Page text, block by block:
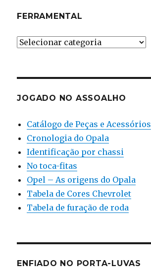
FERRAMENTAL
Ferramental
JOGADO NO ASSOALHO
Catálogo de Peças e Acessórios
Cronologia do Opala
Identificação por chassi
No toca-fitas
Opel – As origens do Opala
Tabela de Cores Chevrolet
Tabela de furação de roda
ENFIADO NO PORTA-LUVAS